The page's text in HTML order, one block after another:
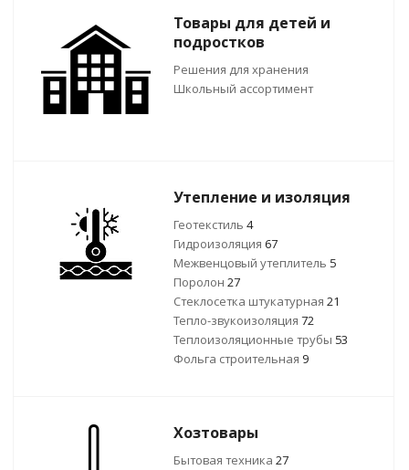
Товары для детей и
подростков
Решения для хранения
Школьный ассортимент
Утепление и изоляция
Геотекстиль 4
Гидроизоляция 67
Межвенцовый утеплитель 5
Поролон 27
Стеклосетка штукатурная 21
Тепло-звукоизоляция 72
Теплоизоляционные трубы 53
Фольга строительная 9
Хозтовары
Бытовая техника 27